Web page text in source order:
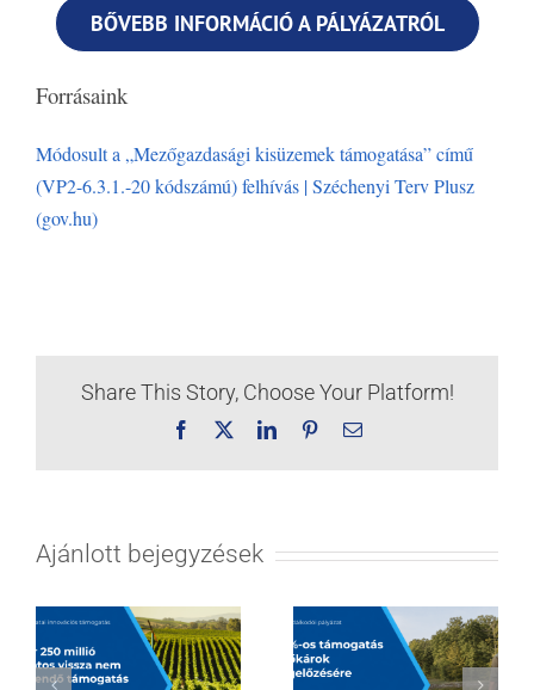
BŐVEBB INFORMÁCIÓ A PÁLYÁZATRÓL
Forrásaink
Módosult a „Mezőgazdasági kisüzemek támogatása” című
(VP2-6.3.1.-20 kódszámú) felhívás | Széchenyi Terv Plusz
(gov.hu)
Share This Story, Choose Your Platform!
Facebook LinkedInPinterestEmail:
Ajánlott bejegyzések